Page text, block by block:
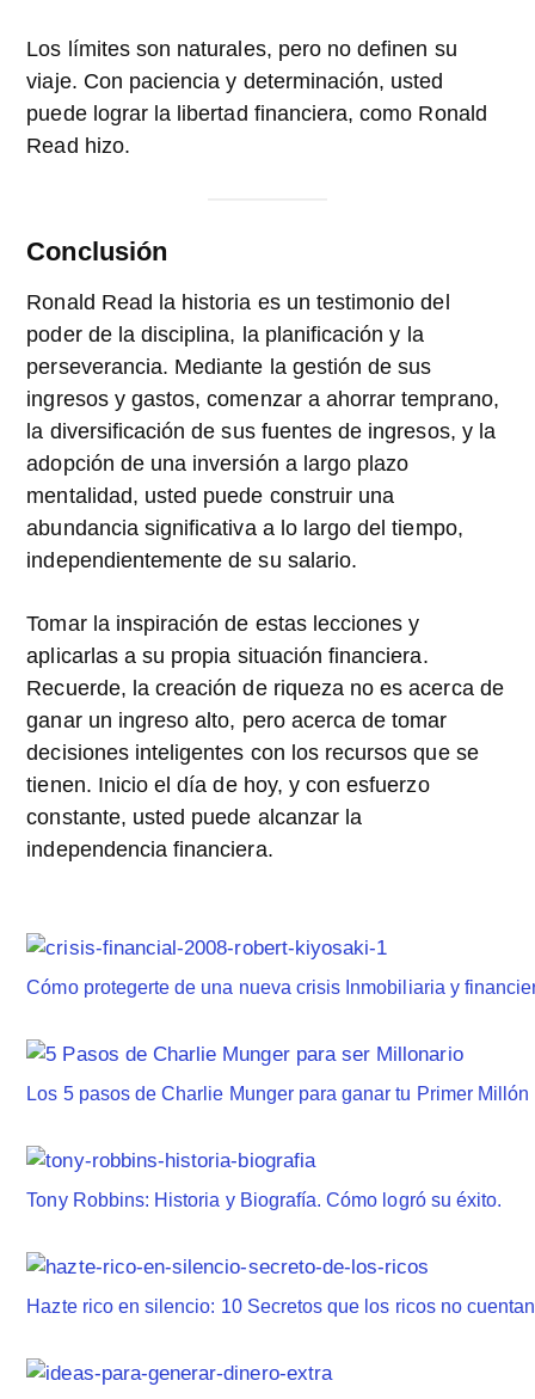
Los límites son naturales, pero no definen su
viaje. Con paciencia y determinación, usted
puede lograr la libertad financiera, como Ronald
Read hizo.
Conclusión
Ronald Read la historia es un testimonio del
poder de la disciplina, la planificación y la
perseverancia. Mediante la gestión de sus
ingresos y gastos, comenzar a ahorrar temprano,
la diversificación de sus fuentes de ingresos, y la
adopción de una inversión a largo plazo
mentalidad, usted puede construir una
abundancia significativa a lo largo del tiempo,
independientemente de su salario.
Tomar la inspiración de estas lecciones y
aplicarlas a su propia situación financiera.
Recuerde, la creación de riqueza no es acerca de
ganar un ingreso alto, pero acerca de tomar
decisiones inteligentes con los recursos que se
tienen. Inicio el día de hoy, y con esfuerzo
constante, usted puede alcanzar la
independencia financiera.
Cómo protegerte de una nueva crisis Inmobiliaria y
Los 5 pasos de Charlie Munger para ganar tu Primer Millón
Tony Robbins: Historia y Biografía. Cómo logró su éxito.
Hazte rico en silencio: 10 Secretos que los ricos no cuentan